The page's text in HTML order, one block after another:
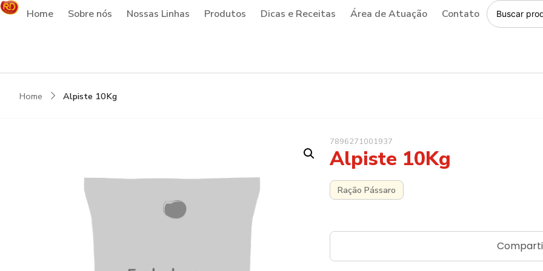
Home Sobre nós Nossas Linhas Produtos Dicas e Receitas Área de Atuação Contato
Home Alpiste 10Kg
7896271001937
Alpiste 10Kg
Ração Pássaro